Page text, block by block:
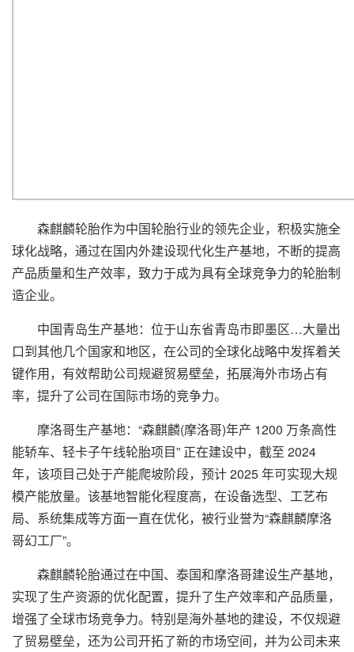
森麒麟轮胎作为中国轮胎行业的领先企业，积极实施全
球化战略，通过在国内外建设现代化生产基地，不断的提高
产品质量和生产效率，致力于成为具有全球竞争力的轮胎制
造企业。
中国青岛生产基地：位于山东省青岛市即墨区…大量出
口到其他几个国家和地区，在公司的全球化战略中发挥着关
键作用，有效帮助公司规避贸易壁垒，拓展海外市场占有
率，提升了公司在国际市场的竞争力。
摩洛哥生产基地：“森麒麟(摩洛哥)年产 1200 万条高性
能轿车、轻卡子午线轮胎项目” 正在建设中，截至 2024
年，该项目己处于产能爬坡阶段，预计 2025 年可实现大规
模产能放量。该基地智能化程度高，在设备选型、工艺布
局、系统集成等方面一直在优化，被行业誉为“森麒麟摩洛
哥幻工厂”。
森麒麟轮胎通过在中国、泰国和摩洛哥建设生产基地，
实现了生产资源的优化配置，提升了生产效率和产品质量，
增强了全球市场竞争力。特别是海外基地的建设，不仅规避
了贸易壁垒，还为公司开拓了新的市场空间，并为公司未来